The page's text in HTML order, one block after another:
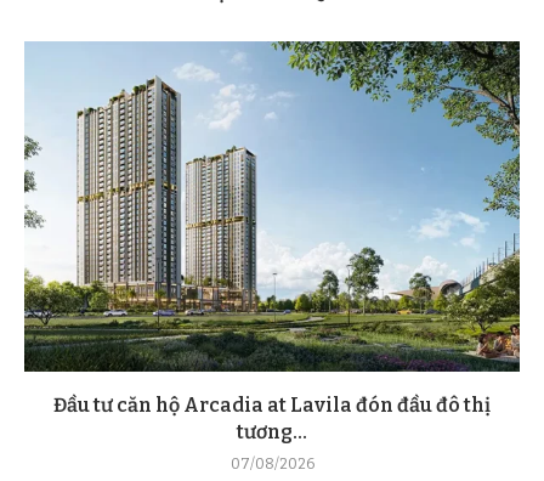
Đầu tư căn hộ Arcadia at Lavila đón đầu đô thị
tương...
07/08/2026